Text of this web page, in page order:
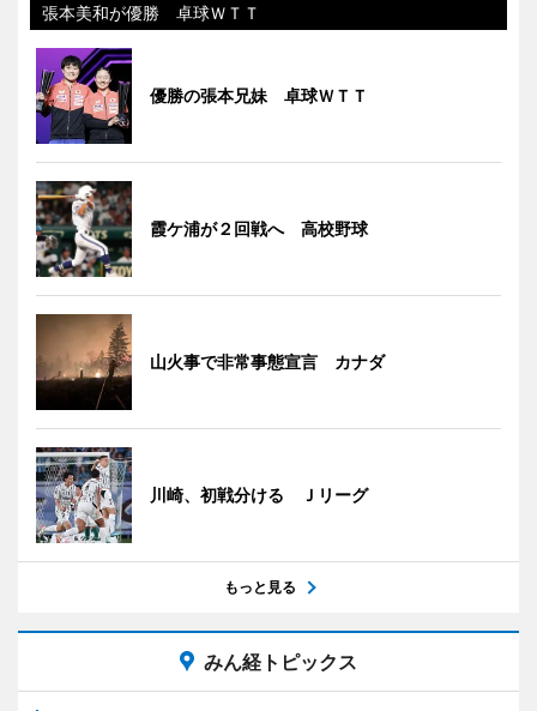
張本美和が優勝 卓球ＷＴＴ
優勝の張本兄妹 卓球ＷＴＴ
霞ケ浦が２回戦へ 高校野球
山火事で非常事態宣言 カナダ
川崎、初戦分ける Ｊリーグ
もっと見る
みん経トピックス